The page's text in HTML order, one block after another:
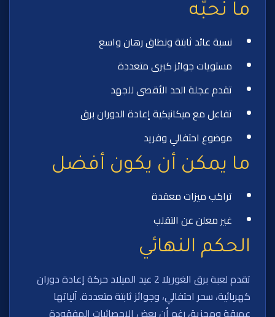
ما نحبّه
نسبة عائد ثابتة ونطاق رهان واسع
مستويات جوائز كبرى متعددة
تقدم عجلة الحد الأقصى للجهد
تفاعل مع ميكانيكية إعادة الدوران برق
موضوع احتفالي وفريد
ما يمكن أن يكون أفضل
تراكب ميزات معقدة
غير معلن عن التقلب
الحكم النهائي
تقدم لعبة برق الغوريلا 2 عيد الميلاد حركة إعادة دوران
كهربائية، سحر احتفالي، وجوائز ثابتة متعددة. آلياتها
عميقة ومجزية، رغم أن بعض الإحصائيات المفقودة